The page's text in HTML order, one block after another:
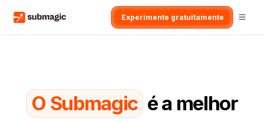
Experimente gratuitamente
O Submagic é a melhor